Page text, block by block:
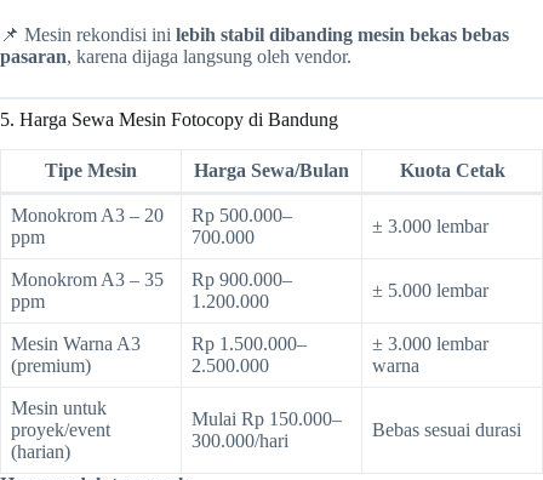
📌 Mesin rekondisi ini lebih stabil dibanding mesin bekas bebas
pasaran, karena dijaga langsung oleh vendor.
5. Harga Sewa Mesin Fotocopy di Bandung
Tipe Mesin Harga Sewa/Bulan Kuota Cetak
Monokrom A3 – 20
ppm
Rp 500.000–
700.000
± 3.000 lembar
Monokrom A3 – 35
ppm
Rp 900.000–
1.200.000
± 5.000 lembar
Mesin Warna A3
(premium)
Rp 1.500.000–
2.500.000
± 3.000 lembar
warna
Mesin untuk
proyek/event
(harian)
Mulai Rp 150.000–
300.000/hari
Bebas sesuai durasi